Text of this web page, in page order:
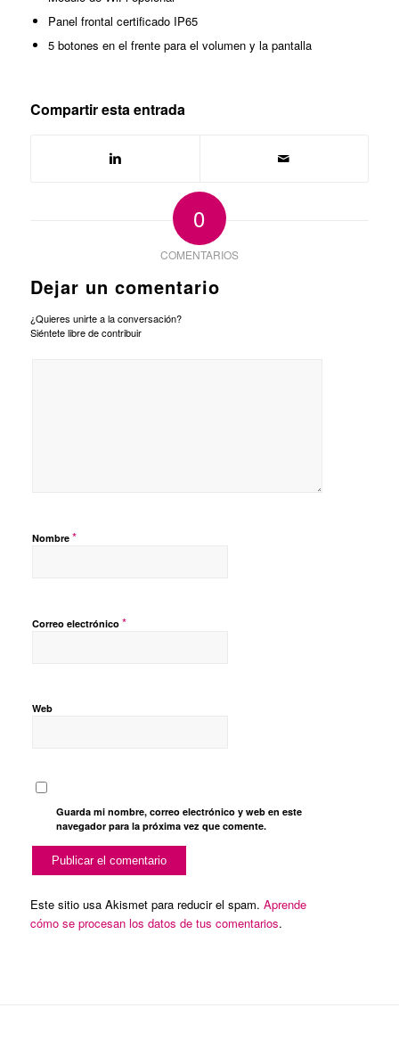
Panel frontal certificado IP65
5 botones en el frente para el volumen y la pantalla
Compartir esta entrada
0
COMENTARIOS
Dejar un comentario
¿Quieres unirte a la conversación?
Siéntete libre de contribuir
Nombre *
Correo electrónico *
Web
Guarda mi nombre, correo electrónico y web en este
navegador para la próxima vez que comente.
Este sitio usa Akismet para reducir el spam. Aprende
cómo se procesan los datos de tus comentarios.